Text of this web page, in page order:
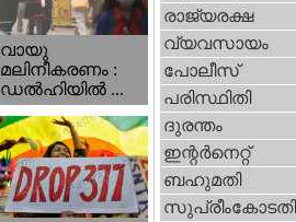
വായു
മലിനീകരണം :
ഡൽഹിയിൽ ...
രാജ്യരക്ഷ
വ്യവസായം
പോലീസ്‌
പരിസ്ഥിതി
ദുരന്തം
ഇന്റര്‍നെറ്റ്‌
ബഹുമതി
സുപ്രീംകോടതി